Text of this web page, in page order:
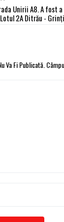
Unirii A8. A fost
2A Ditrău -
Va Fi Publicată.